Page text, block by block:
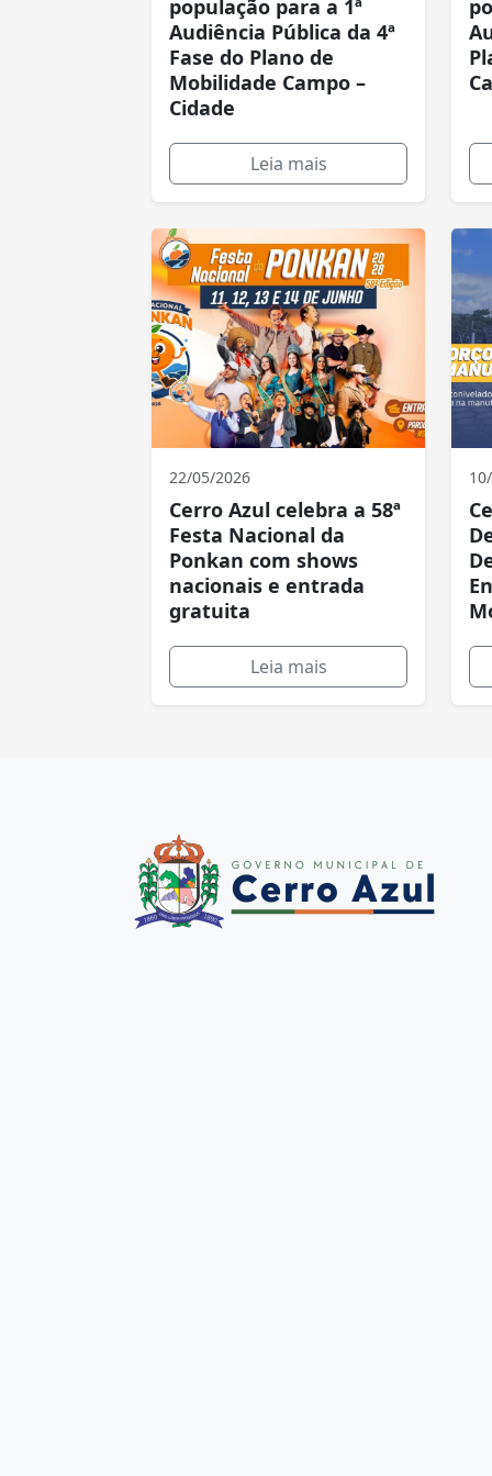
população para a 1ª
Audiência Pública da 4ª
Fase do Plano de
Mobilidade Campo –
Cidade
Leia mais
22/05/2026
Cerro Azul celebra a 58ª
Festa Nacional da
Ponkan com shows
nacionais e entrada
gratuita
Leia mais